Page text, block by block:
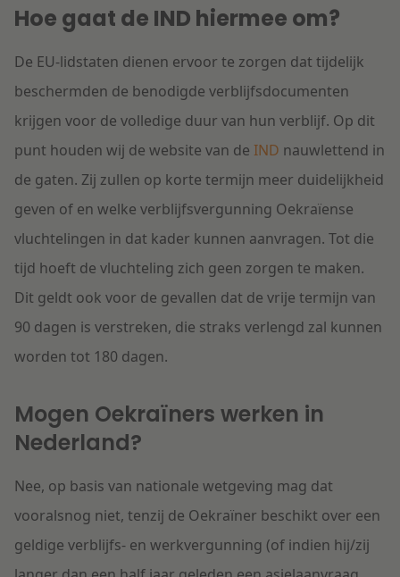
Hoe gaat de IND hiermee om?
De EU-lidstaten dienen ervoor te zorgen dat tijdelijk
beschermden de benodigde verblijfsdocumenten
krijgen voor de volledige duur van hun verblijf. Op dit
punt houden wij de website van de IND nauwlettend in
de gaten. Zij zullen op korte termijn meer duidelijkheid
geven of en welke verblijfsvergunning Oekraïense
vluchtelingen in dat kader kunnen aanvragen. Tot die
tijd hoeft de vluchteling zich geen zorgen te maken.
Dit geldt ook voor de gevallen dat de vrije termijn van
90 dagen is verstreken, die straks verlengd zal kunnen
worden tot 180 dagen.
Mogen Oekraïners werken in
Nederland?
Nee, op basis van nationale wetgeving mag dat
vooralsnog niet, tenzij de Oekraïner beschikt over een
geldige verblijfs- en werkvergunning (of indien hij/zij